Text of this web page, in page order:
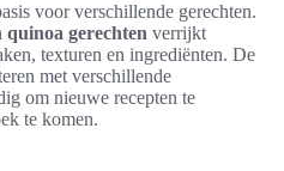
voor verschillende gerechten.
quinoa gerechten verrijkt
texturen en ingrediënten. De
met verschillende
om nieuwe recepten te
te komen.